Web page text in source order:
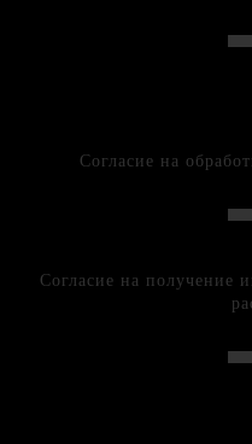
Согласие на
Согласие на получение